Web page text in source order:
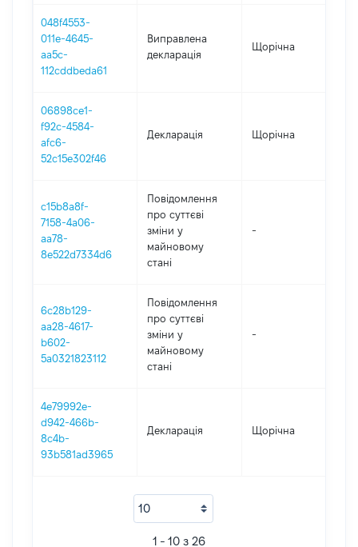
048f4553-
011e-4645-
aa5c-
112cddbeda61
Виправлена
декларація
Щорічна
06898ce1-
f92c-4584-
afc6-
52c15e302f46
Декларація Щорічна
c15b8a8f-
7158-4a06-
aa78-
8e522d7334d6
Повідомлення
про суттєві
зміни y
майновому
стані
-
6c28b129-
aa28-4617-
b602-
5a0321823112
Повідомлення
про суттєві
зміни y
майновому
стані
-
4e79992e-
d942-466b-
8c4b-
93b581ad3965
Декларація Щорічна
1 - 10 з 26